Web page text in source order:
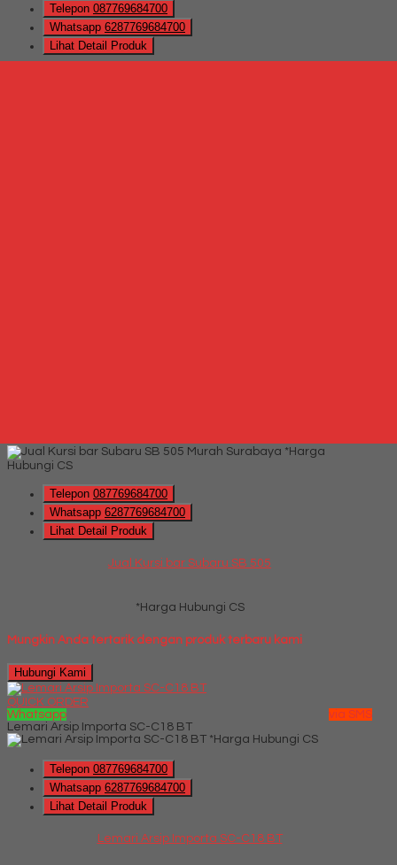
Telepon 087769684700
Whatsapp 6287769684700
Lihat Detail Produk
*Harga
Hubungi CS
Telepon 087769684700
Whatsapp 6287769684700
Lihat Detail Produk
Jual Kursi bar Subaru SB 505
*Harga Hubungi CS
Mungkin Anda tertarik dengan produk terbaru kami
Hubungi Kami
QUICK ORDER
Whatsapp
via SMS
Lemari Arsip Importa SC-C18 BT
*Harga Hubungi CS
Telepon 087769684700
Whatsapp 6287769684700
Lihat Detail Produk
Lemari Arsip Importa SC-C18 BT